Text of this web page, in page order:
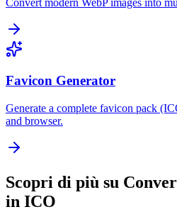
Favicon Generator
Generate a complete favicon pack
and browser.
Scopri di più su
in ICO